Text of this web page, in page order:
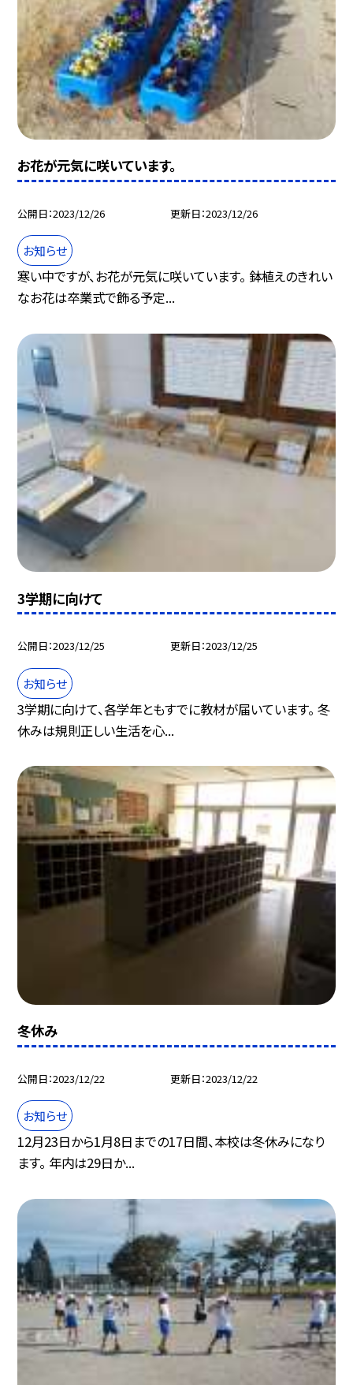
お花が元気に咲いています。
公開日 2023/12/26 更新日 2023/12/26
お知らせ
寒い中ですが、お花が元気に咲いています。 鉢植えのきれい
なお花は卒業式で飾る予定...
3学期に向けて
公開日 2023/12/25 更新日 2023/12/25
お知らせ
3学期に向けて、各学年ともすでに教材が届いています。 冬
休みは規則正しい生活を心...
冬休み
公開日 2023/12/22 更新日 2023/12/22
お知らせ
12月23日から1月8日までの17日間、本校は冬休みになり
ます。 年内は29日か...